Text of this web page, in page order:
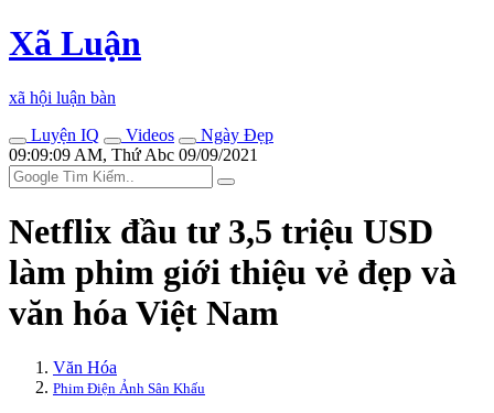
Xã Luận
xã hội luận bàn
Luyện IQ
Videos
Ngày Đẹp
09:09:09 AM, Thứ Abc 09/09/2021
Netflix đầu tư 3,5 triệu USD
làm phim giới thiệu vẻ đẹp và
văn hóa Việt Nam
Văn Hóa
Phim Điện Ảnh Sân Khấu